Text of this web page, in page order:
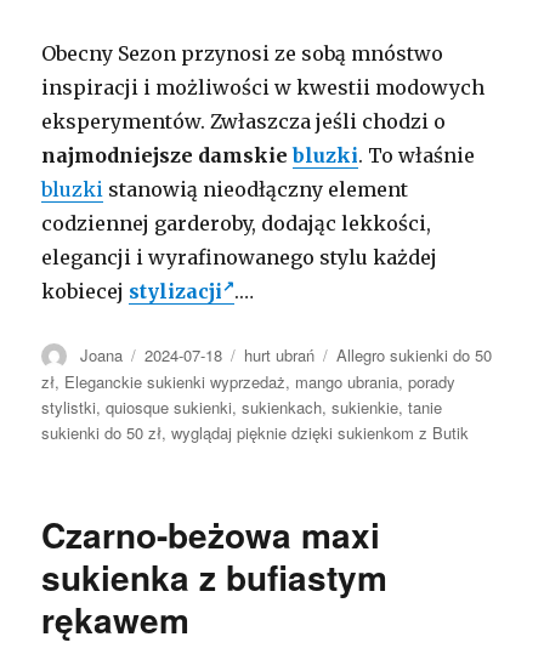
Obecny Sezon przynosi ze sobą mnóstwo
inspiracji i możliwości w kwestii modowych
eksperymentów. Zwłaszcza jeśli chodzi o
najmodniejsze damskiebluzki. To właśnie
bluzki stanowią nieodłączny element
codziennej garderoby, dodając lekkości,
elegancji i wyrafinowanego stylu każdej
kobiecej stylizacji .…
Autor
Joana Opublikowano
2024-07-18 Kategorie
hurt ubrań Tagi
Allegro sukienki do 50
zł, Eleganckie sukienki wyprzedaż, mango ubrania,porady
stylistki,quiosque sukienki,sukienkach,sukienkie,tanie
sukienki do 50 zł,wyglądaj pięknie dzięki sukienkom z Butik
Czarno-beżowa maxi
sukienka z bufiastym
rękawem